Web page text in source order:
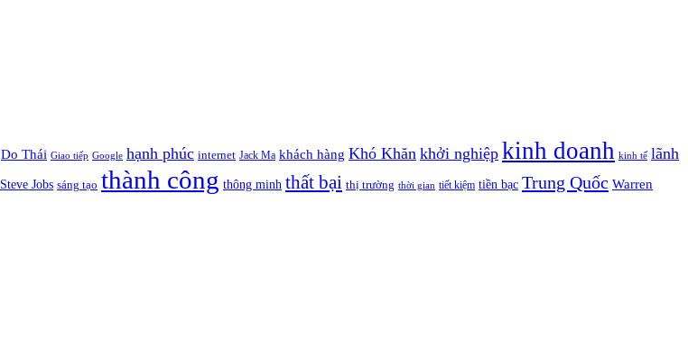
Do Thái Giao tiếp Google hạnh phúc internet Jack Ma khách hàng Khó Khăn khởi nghiệp kinh doanh kinh tế lãnh
Steve Jobs sáng tạo thành công thông minh thất bại thị trường thời gian tiết kiệm tiền bạc Trung Quốc Warren